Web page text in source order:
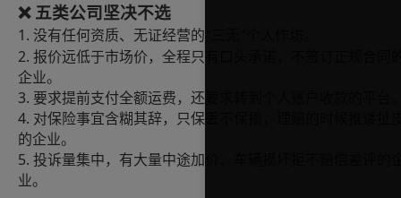
❌ 五类公司坚决不选
1. 没有任何资质、无证经营的
2. 报价远低于市场价，全程只有口头承诺，不签订正规合同
企业。
3. 要求提前支付全额运费，还要求转到个人账户收款的平台
4. 对保险事宜含糊其辞，只保丢不保损，理赔的时候推诿扯
的企业。
5. 投诉量集中，有大量中途加价、车辆损坏拒不赔偿差评的
业。